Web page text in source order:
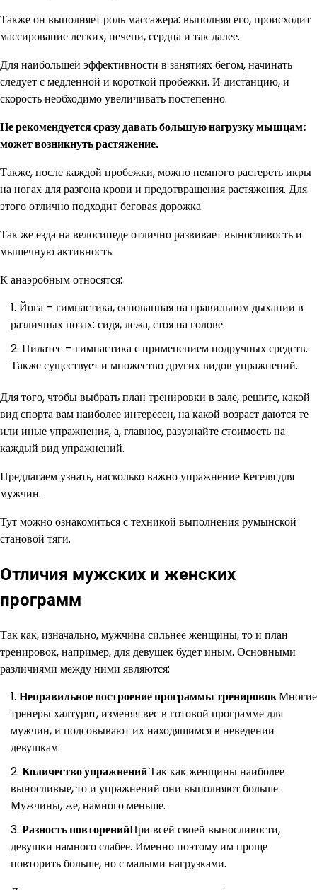
Также он выполняет роль массажера: выполняя его, происходит
массирование легких, печени, сердца и так далее.
Для наибольшей эффективности в занятиях бегом, начинать
следует с медленной и короткой пробежки. И дистанцию, и
скорость необходимо увеличивать постепенно.
Не рекомендуется сразу давать большую нагрузку мышцам:
может возникнуть растяжение.
Также, после каждой пробежки, можно немного растереть икры
на ногах для разгона крови и предотвращения растяжения. Для
этого отлично подходит беговая дорожка.
Так же езда на велосипеде отлично развивает выносливость и
мышечную активность.
К анаэробным относятся:
Йога – гимнастика, основанная на правильном дыхании в
различных позах: сидя, лежа, стоя на голове.
Пилатес – гимнастика с применением подручных средств.
Также существует и множество других видов упражнений.
Для того, чтобы выбрать план тренировки в зале, решите, какой
вид спорта вам наиболее интересен, на какой возраст даются те
или иные упражнения, а, главное, разузнайте стоимость на
каждый вид упражнений.
Предлагаем узнать, насколько важно упражнение Кегеля для
мужчин.
Тут можно ознакомиться с техникой выполнения румынской
становой тяги.
Отличия мужских и женских
программ
Так как, изначально, мужчина сильнее женщины, то и план
тренировок, например, для девушек будет иным. Основными
различиями между ними являются:
Неправильное построение программы тренировокМногие
тренеры халтурят, изменяя вес в готовой программе для
мужчин, и подсовывают их находящимся в неведении
девушкам.
Количество упражненийТак как женщины наиболее
выносливые, то и упражнений они выполняют больше.
Мужчины, же, намного меньше.
Разность повторенийПри всей своей выносливости,
девушки намного слабее. Именно поэтому им проще
повторить больше, но с малыми нагрузками.